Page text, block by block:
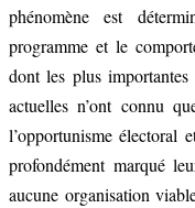
phénomène est
programme et le
dont les plus
actuelles n’ont connu
l’opportunisme électoral
profondément marqué
aucune organisation